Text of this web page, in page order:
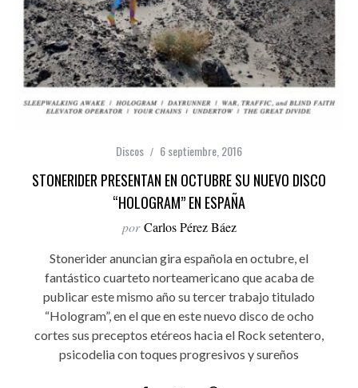
Discos 6 septiembre, 2016
STONERIDER PRESENTAN EN OCTUBRE SU NUEVO DISCO
“HOLOGRAM” EN ESPAÑA
por Carlos Pérez Báez
Stonerider anuncian gira española en octubre, el
fantástico cuarteto norteamericano que acaba de
publicar este mismo año su tercer trabajo titulado
“Hologram”, en el que en este nuevo disco de ocho
cortes sus preceptos etéreos hacia el Rock setentero,
psicodelia con toques progresivos y sureños